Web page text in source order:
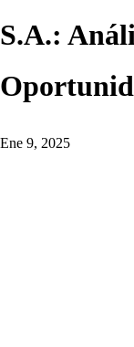
S.A.:
Ene 9, 2025